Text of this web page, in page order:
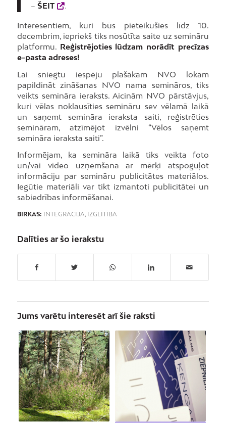
– ŠEIT .
Interesentiem, kuri būs pieteikušies līdz 10.
decembrim, iepriekš tiks nosūtīta saite uz semināru
platformu. Reģistrējoties lūdzam norādīt precīzas
e-pasta adreses!
Lai sniegtu iespēju plašākam NVO lokam
papildināt zināšanas NVO nama semināros, tiks
veikts semināra ieraksts. Aicinām NVO pārstāvjus,
kuri vēlas noklausīties semināru sev vēlamā laikā
un saņemt semināra ieraksta saiti, reģistrēties
semināram, atzīmējot izvēlni “Vēlos saņemt
semināra ieraksta saiti”.
Informējam, ka semināra laikā tiks veikta foto
un/vai video uzņemšana ar mērķi atspoguļot
informāciju par semināru publicitātes materiālos.
Iegūtie materiāli var tikt izmantoti publicitātei un
sabiedrības informēšanai.
BIRKAS: INTEGRĀCIJA, IZGLĪTĪBA
Dalīties ar šo ierakstu
Jums varētu interesēt arī šie raksti